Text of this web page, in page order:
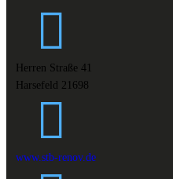
Herren Straße 41
Harsefeld 21698
www.stb-renov.de